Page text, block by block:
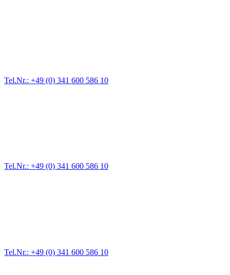
Tel.Nr.: +49 (0) 341 600 586 10
Tel.Nr.: +49 (0) 341 600 586 10
Tel.Nr.: +49 (0) 341 600 586 10